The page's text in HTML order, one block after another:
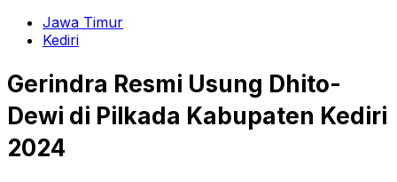
Jawa Timur
Kediri
Gerindra Resmi Usung Dhito-
Dewi di Pilkada Kabupaten Kediri
2024